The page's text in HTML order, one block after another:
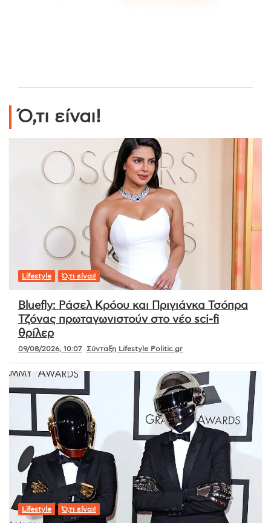
Ό,τι είναι!
Lifestyle Ό,τι είναι!
Bluefly: Ράσελ Κρόου και Πριγιάνκα Τσόπρα
Τζόνας πρωταγωνιστούν στο νέο sci-fi
θρίλερ
09/08/2026, 10:07 Σύνταξη Lifestyle Politic.gr
Lifestyle Ό,τι είναι!